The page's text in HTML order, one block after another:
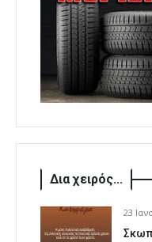
Δια χειρός...
23